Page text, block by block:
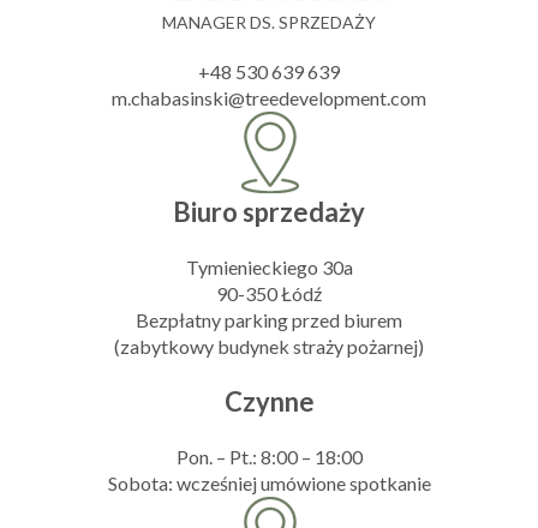
MANAGER DS. SPRZEDAŻY
+48 530 639 639
m.chabasinski@treedevelopment.com
Biuro sprzedaży
Tymienieckiego 30a
90-350 Łódź
Bezpłatny parking przed biurem
(zabytkowy budynek straży pożarnej)
Czynne
Pon. – Pt.: 8:00 – 18:00
Sobota: wcześniej umówione spotkanie